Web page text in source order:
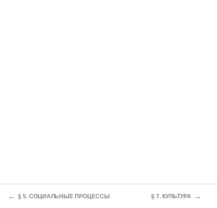
← § 5. СОЦИАЛЬНЫЕ ПРОЦЕССЫ § 7. КУЛЬТУРА →